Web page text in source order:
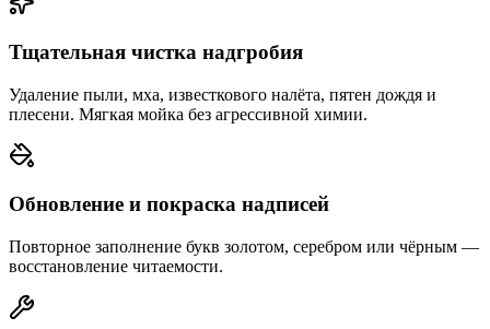
Тщательная чистка надгробия
Удаление пыли, мха, известкового налёта, пятен дождя и
плесени. Мягкая мойка без агрессивной химии.
Обновление и покраска надписей
Повторное заполнение букв золотом, серебром или чёрным —
восстановление читаемости.